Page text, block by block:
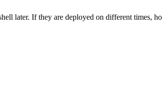
later. If they are deployed on different times,